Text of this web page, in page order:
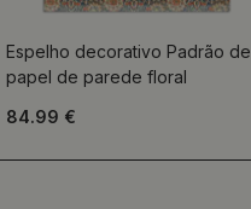
Espelho decorativo Padrão de
papel de parede floral
84.99 €